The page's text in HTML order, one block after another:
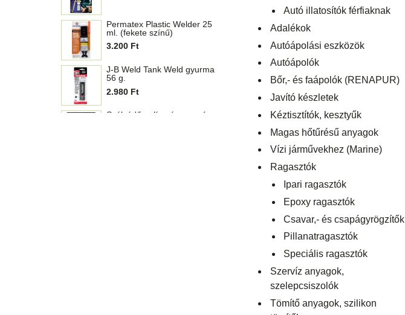
Autó illatosítók férfiaknak
Adalékok
Autóápolási eszközök
Autóápolók
Bőr,- és faápolók (RENAPUR)
Javító készletek
Kéztisztítók, kesztyűk
Magas hőtűrésű anyagok
Vízi járművekhez (Marine)
Ragasztók
Ipari ragasztók
Epoxy ragasztók
Csavar,- és csapágyrögzítők
Pillanatragasztók
Speciális ragasztók
Szervíz anyagok,
szelepcsiszolók
Tömítő anyagok, szilikon
J-B Weld Tank Weld gyurma
56 g.
Szélvédő polírozó szerszám
készlet